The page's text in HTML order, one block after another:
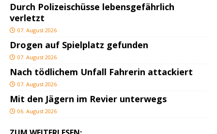
Durch Polizeischüsse lebensgefährlich
verletzt
07. August 2026
Drogen auf Spielplatz gefunden
07. August 2026
Nach tödlichem Unfall Fahrerin attackiert
07. August 2026
Mit den Jägern im Revier unterwegs
06. August 2026